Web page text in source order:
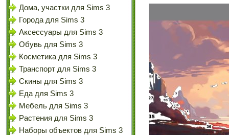
Дома, участки для Sims 3
Города для Sims 3
Аксессуары для Sims 3
Обувь для Sims 3
Косметика для Sims 3
Транспорт для Sims 3
Скины для Sims 3
Еда для Sims 3
Мебель для Sims 3
Растения для Sims 3
Наборы объектов для Sims 3